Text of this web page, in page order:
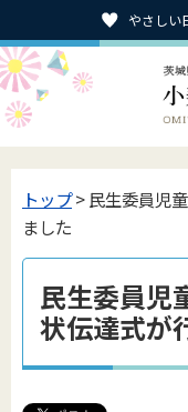
やさしい
トップ> 民生委員児
ました
民生委員児
状伝達式が